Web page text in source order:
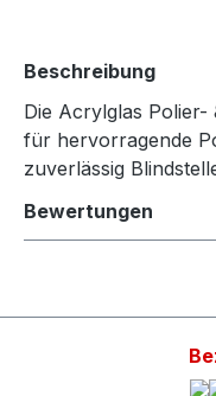
Beschreibung
Die Acrylglas Polier-
für hervorragende
zuverlässig
Bewertungen